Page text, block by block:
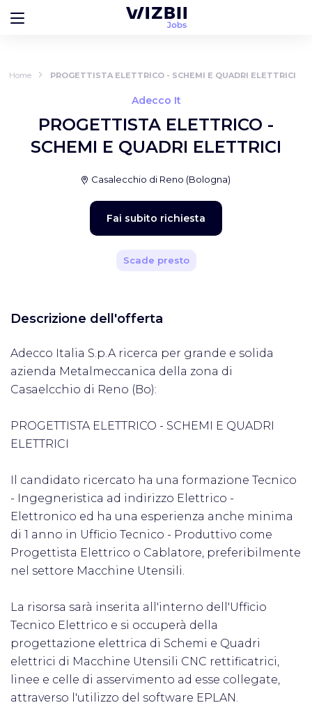
Home PROGETTISTA ELETTRICO - SCHEMI E QUADRI ELETTRICI
Adecco It
PROGETTISTA ELETTRICO -
SCHEMI E QUADRI ELETTRICI
Casalecchio di Reno (Bologna)
Fai subito richiesta
Scade presto
Descrizione dell'offerta
Adecco Italia S.p.A ricerca per grande e solida
azienda Metalmeccanica della zona di
Casaelcchio di Reno (Bo):
PROGETTISTA ELETTRICO - SCHEMI E QUADRI
ELETTRICI
Il candidato ricercato ha una formazione Tecnico
- Ingegneristica ad indirizzo Elettrico -
Elettronico ed ha una esperienza anche minima
di 1 anno in Ufficio Tecnico - Produttivo come
Progettista Elettrico o Cablatore, preferibilmente
nel settore Macchine Utensili.
La risorsa sarà inserita all'interno dell'Ufficio
Tecnico Elettrico e si occuperà della
progettazione elettrica di Schemi e Quadri
elettrici di Macchine Utensili CNC rettificatrici,
linee e celle di asservimento ad esse collegate,
attraverso l'utilizzo del software EPLAN.